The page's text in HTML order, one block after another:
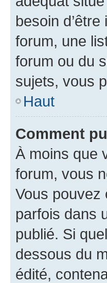
besoin
forum, une
forum ou du
sujets, vous
Haut
Comment
À moins que
forum, vous
Vous pouvez
parfois dans
publié. Si
dessous du
édité,